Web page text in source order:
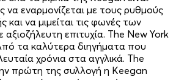
να εναρμονίζεται με τους ρυθμούς
και να μιμείται τις φωνές των
επιτυχία. The New York
τα καλύτερα διηγήματα που
χρόνια στα αγγλικά. The
πρώτη της συλλογή η Keegan